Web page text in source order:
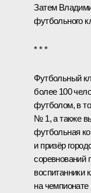
Затем
футбольного
* * *
Футбольный
более 100
футболом, в
№ 1, а также
футбольная
и призёр
соревнований
воспитанники
на